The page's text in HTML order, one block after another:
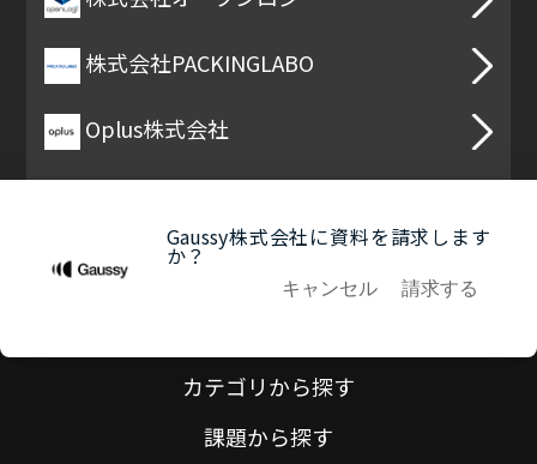
株式会社PACKINGLABO
Oplus株式会社
Gaussy株式会社に資料を請求します
か？
キャンセル 請求する
カテゴリから探す
課題から探す